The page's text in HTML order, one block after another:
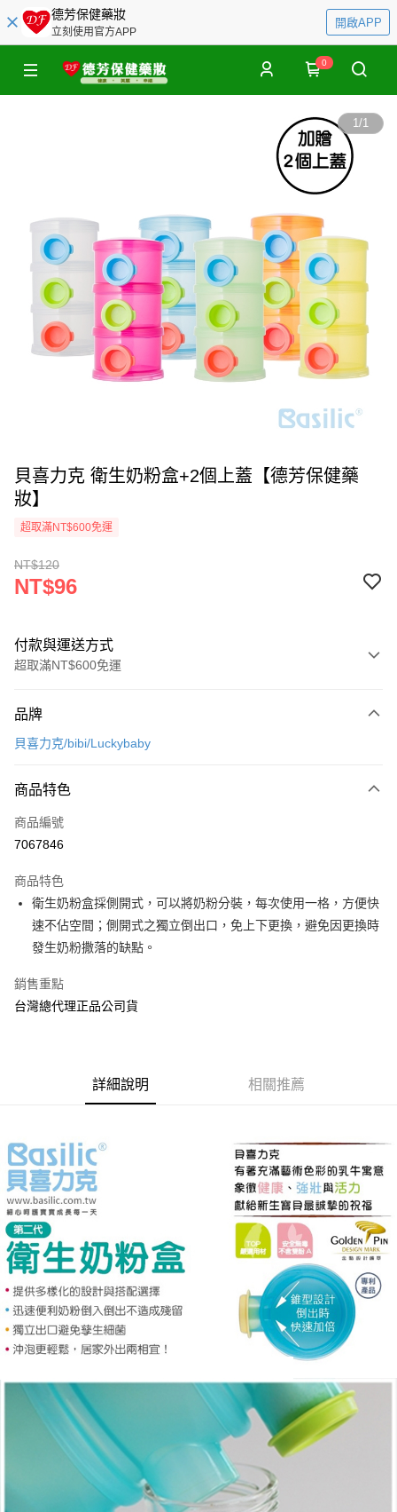
德芳保健藥妝
立刻使用官方APP
開啟APP
0
1/1
貝喜力克 衛生奶粉盒+2個上蓋【德芳保健藥
妝】
超取滿NT$600免運
NT$120
NT$96
付款與運送方式
超取滿NT$600免運
信用卡一次付款
LINE Pay
Apple Pay
悠遊付
AFTEE先享後付
相關說明
AFTEE先享後付是「在收到商品之後才付款」的支付方式。 讓您購物簡單
１．簡單：不需註冊會員、不需綁卡、不需儲值。
【「AFTEE先享後付」結帳流程】
１．於結帳方式選擇「AFTEE先享後付」後，將跳轉至「AFTEE先享後付」
結帳頁面，進行簡訊認證並確認金額後，即可完成結帳。
３．收到繳費通知簡訊後14天內，點擊此簡訊中的連結，可透過四大超商／
ATM／網路銀行／等多元方式進行付款，方視為交易完成。
※ 請注意：結帳手續完成當下不需立刻繳費，但若您需要取消訂單，請聯絡
購買商品的店家。未經商家同意取消之訂單仍視為有效，需透過AFTEE先享
後付繳納相關費用。
※ 交易是否成功請以「AFTEE先享後付 」之結帳頁面顯示為準，若有關於
是否繳費成功／繳費後需取消欲退款等相關疑問，請聯繫「AFTEE先享後付
客戶支援中心」https://netprotections.freshdesk.com/support/home
【注意事項】
１．透過由恩沛科技股份有限公司提供之「AFTEE先享後付」服務完成之交
易，需依本服務之必要範圍內提供個人資料，並將交易相關給付款項請求債
權轉讓予恩沛科技股份有限公司。
２．關於個人資料處理事宜，請瀏覽以下網址：
３．未成年的使用者請事先徵得法定代理人或監護人之同意方可使用
「AFTEE先享後付」，若未經同意申辦者引起之損失，本公司不負相關責
４．使用「AFTEE先享後付」時，將依據個別帳號之用戶狀況，依本公司即
時審查核予不同之上限額度；若仍有額度不足之情形，本公司將視審查結果
請求用戶進行身份認證。
５．嚴禁一人註冊多個帳號或使用他人資訊註冊。若發現惡意使用之情形，
恩沛科技股份有限公司將有權停止該用戶之使用額度並採取法律行動。
ATM付款
7-11取貨付款
宅配
每筆NT$80，滿NT$600(含以上)免運費
付款後門市自取
免運費
品牌
貝喜力克/bibi/Luckybaby
商品特色
商品編號
7067846
商品特色
衛生奶粉盒採側開式，可以將奶粉分裝，每次使用一格，方便快
速不佔空間；側開式之獨立倒出口，免上下更換，避免因更換時
發生奶粉撒落的缺點。
銷售重點
台灣總代理正品公司貨
詳細說明 相關推薦